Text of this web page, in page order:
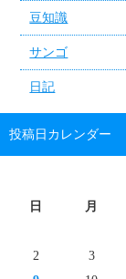
豆知識
サンゴ
日記
投稿日カレンダー
日 月
2
3